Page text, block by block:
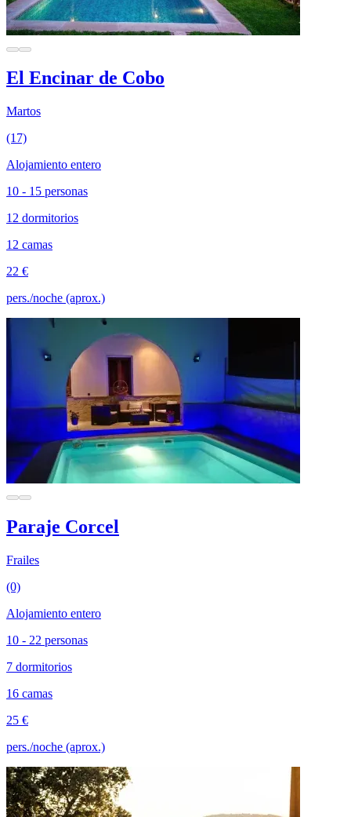
El Encinar de Cobo
Martos
(17)
Alojamiento entero
10 - 15 personas
12 dormitorios
12 camas
22 €
pers./noche (aprox.)
Paraje Corcel
Frailes
(0)
Alojamiento entero
10 - 22 personas
7 dormitorios
16 camas
25 €
pers./noche (aprox.)